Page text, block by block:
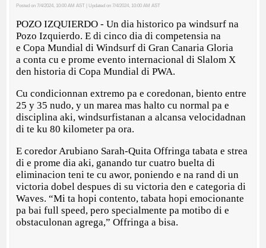
Posted on 7/4/2024, 10:00 AM AST | Updated on 7/4/2024, 10:00 AM AST
POZO IZQUIERDO - Un dia historico pa windsurf na
Pozo Izquierdo. E di cinco dia di competensia na
e Copa Mundial di Windsurf di Gran Canaria Gloria
a conta cu e prome evento internacional di Slalom X
den historia di Copa Mundial di PWA.
Cu condicionnan extremo pa e coredonan, biento entre
25 y 35 nudo, y un marea mas halto cu normal pa e
disciplina aki, windsurfistanan a alcansa velocidadnan
di te ku 80 kilometer pa ora.
E coredor Arubiano Sarah-Quita Offringa tabata e strea
di e prome dia aki, ganando tur cuatro buelta di
eliminacion teni te cu awor, poniendo e na rand di un
victoria dobel despues di su victoria den e categoria di
Waves. “Mi ta hopi contento, tabata hopi emocionante
pa bai full speed, pero specialmente pa motibo di e
obstaculonan agrega,” Offringa a bisa.